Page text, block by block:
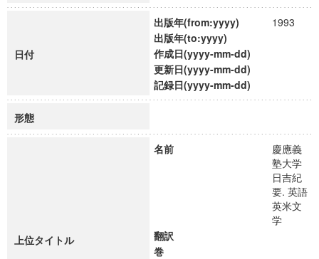
日付
出版年(from:yyyy)
1993
出版年(to:yyyy)
作成日(yyyy-mm-dd)
更新日(yyyy-mm-dd)
記録日(yyyy-mm-dd)
形態
上位タイトル
名前
慶應義
塾大学
日吉紀
要. 英語
英米文
学
翻訳
巻